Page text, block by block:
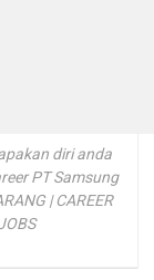
diri anda
PT Samsung
| CAREER